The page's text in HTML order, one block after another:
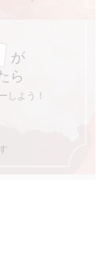
が
ら
しよう！